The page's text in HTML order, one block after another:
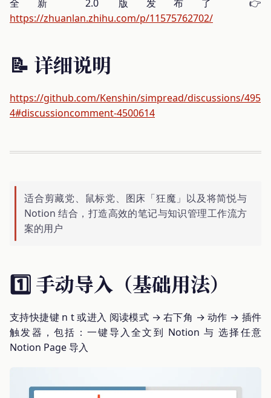
全新 2.0 版发布了 👉
https://zhuanlan.zhihu.com/p/11575762702/
📝 详细说明
https://github.com/Kenshin/simpread/discussions/495
4#discussioncomment-4500614
适合剪藏党、鼠标党、图床「狂魔」以及将简悦与
Notion 结合，打造高效的笔记与知识管理工作流方
案的用户
1️⃣ 手动导入（基础用法）
支持快捷键 n t 或进入 阅读模式 → 右下角 → 动作 → 插件
触发器，包括：一键导入全文到 Notion 与 选择任意
Notion Page 导入